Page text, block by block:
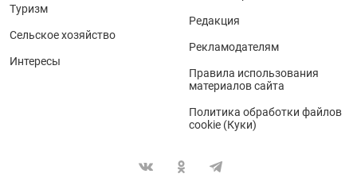
Туризм
Сельское хозяйство
Интересы
Редакция
Рекламодателям
Правила использования
материалов сайта
Политика обработки файлов
cookie (Куки)